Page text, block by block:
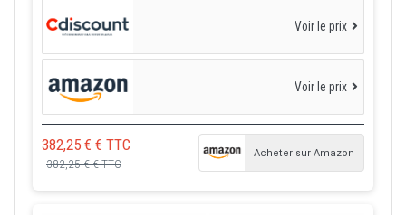
Voir le prix
Voir le prix
382,25 € € TTC
382,25 € € TTC
Acheter sur Amazon